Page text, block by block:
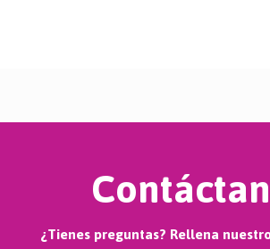
¿Tienes preguntas? Rellena